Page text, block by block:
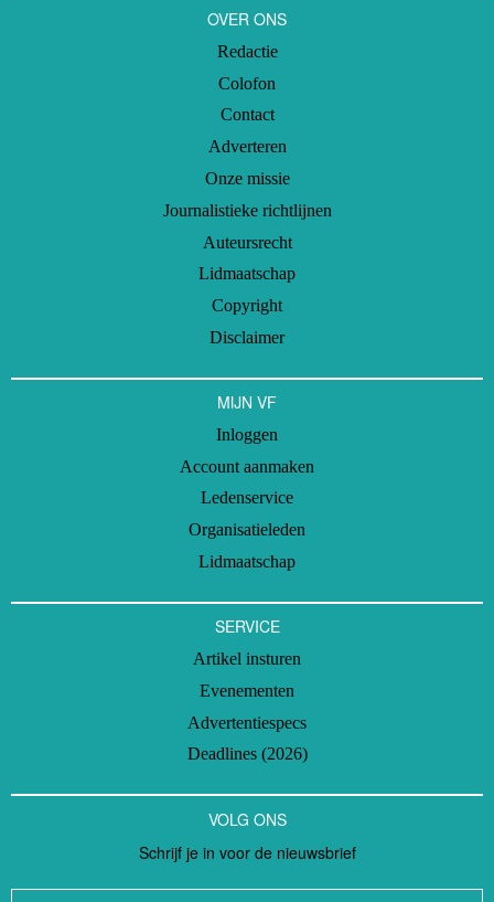
OVER ONS
Redactie
Colofon
Contact
Adverteren
Onze missie
Journalistieke richtlijnen
Auteursrecht
Lidmaatschap
Copyright
Disclaimer
MIJN VF
Inloggen
Account aanmaken
Ledenservice
Organisatieleden
Lidmaatschap
SERVICE
Artikel insturen
Evenementen
Advertentiespecs
Deadlines (2026)
VOLG ONS
Schrijf je in voor de nieuwsbrief